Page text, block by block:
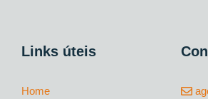
Links úteis
Home